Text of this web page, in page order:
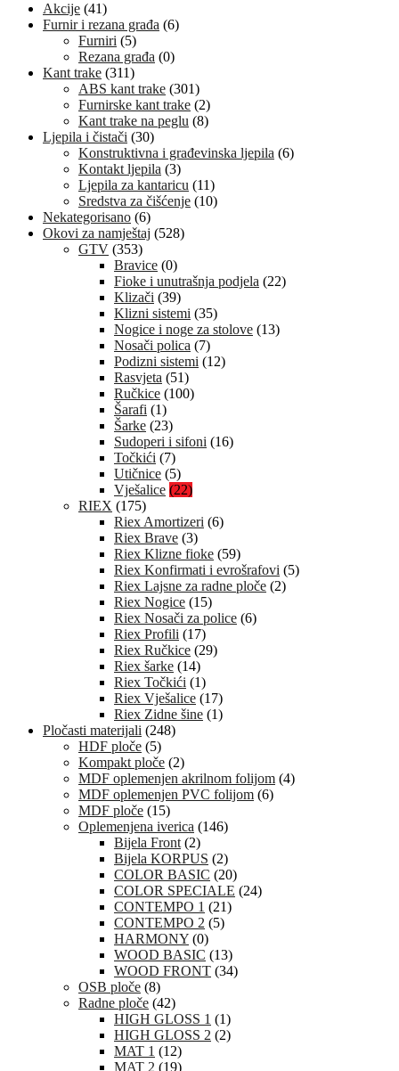
Akcije (41)
Furnir i rezana građa (6)
Furniri (5)
Rezana građa (0)
Kant trake (311)
ABS kant trake (301)
Furnirske kant trake (2)
Kant trake na peglu (8)
Ljepila i čistači (30)
Konstruktivna i građevinska ljepila (6)
Kontakt ljepila (3)
Ljepila za kantaricu (11)
Sredstva za čišćenje (10)
Nekategorisano (6)
Okovi za namještaj (528)
GTV (353)
Bravice (0)
Fioke i unutrašnja podjela (22)
Klizači (39)
Klizni sistemi (35)
Nogice i noge za stolove (13)
Nosači polica (7)
Podizni sistemi (12)
Rasvjeta (51)
Ručkice (100)
Šarafi (1)
Šarke (23)
Sudoperi i sifoni (16)
Točkići (7)
Utičnice (5)
Vješalice (22)
RIEX (175)
Riex Amortizeri (6)
Riex Brave (3)
Riex Klizne fioke (59)
Riex Konfirmati i evrošrafovi (5)
Riex Lajsne za radne ploče (2)
Riex Nogice (15)
Riex Nosači za police (6)
Riex Profili (17)
Riex Ručkice (29)
Riex šarke (14)
Riex Točkići (1)
Riex Vješalice (17)
Riex Zidne šine (1)
Pločasti materijali (248)
HDF ploče (5)
Kompakt ploče (2)
MDF oplemenjen akrilnom folijom (4)
MDF oplemenjen PVC folijom (6)
MDF ploče (15)
Oplemenjena iverica (146)
Bijela Front (2)
Bijela KORPUS (2)
COLOR BASIC (20)
COLOR SPECIALE (24)
CONTEMPO 1 (21)
CONTEMPO 2 (5)
HARMONY (0)
WOOD BASIC (13)
WOOD FRONT (34)
OSB ploče (8)
Radne ploče (42)
HIGH GLOSS 1 (1)
HIGH GLOSS 2 (2)
MAT 1 (12)
MAT 2 (19)